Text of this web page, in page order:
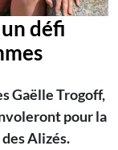
défi
Gaëlle Trogoff,
pour la
Alizés.